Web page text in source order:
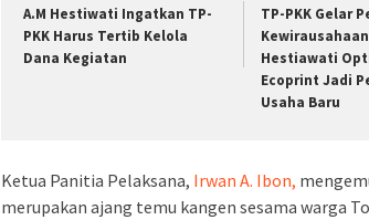
A.M Hestiwati Ingatkan TP-
PKK Harus Tertib Kelola
Dana Kegiatan
TP-PKK Gelar
Hestiawati
Ecoprint Jadi
Usaha Baru
Ketua Panitia Pelaksana, Irwan A. Ibon,
merupakan ajang temu kangen sesama warga